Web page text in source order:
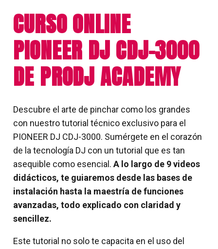
CURSO ONLINE
PIONEER DJ CDJ-3000
DE PRODJ ACADEMY
Descubre el arte de pinchar como los grandes
con nuestro tutorial técnico exclusivo para el
PIONEER DJ CDJ-3000. Sumérgete en el corazón
de la tecnología DJ con un tutorial que es tan
asequible como esencial. A lo largo de 9 videos
didácticos, te guiaremos desde las bases de
instalación hasta la maestría de funciones
avanzadas, todo explicado con claridad y
sencillez.
Este tutorial no solo te capacita en el uso del